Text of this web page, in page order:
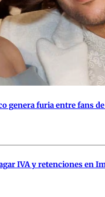
genera furia entre fans de
IVA y retenciones en